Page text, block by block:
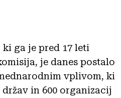
ki ga je pred 17 leti
je danes postalo
vplivom, ki
in 600 organizacij